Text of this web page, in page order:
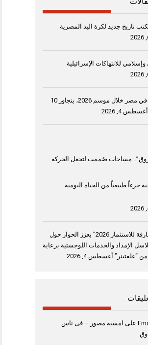
تاريخ جديد لكرة اليد المصرية
للانتهاكات الإسرائيلية
إنتاج القمح في مصر خلال موسم 2026، يتجاوز 10
أغسطس 4, 2026
مساحات صُممت لتجعل الحركة
جزءاً طبيعياً من الحياة اليومية
“منتدى الشارقة للاستثمار 2026” يعزز الحوار حول
الإمداد والخدمات اللوجستية برعاية
“غلفتينر” أغسطس 4, 2026
على امسية مصور – فى ناس